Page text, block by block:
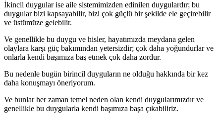
İkincil duygular ise aile sistemimizden edinilen duygulardır; bu
duygular bizi kapsayabilir, bizi çok güçlü bir şekilde ele geçirebilir
ve üstümüze gelebilir.
Ve genellikle bu duygu ve hisler, hayatımızda meydana gelen
olaylara karşı güç bakımından yetersizdir; çok daha yoğundurlar ve
onlarla kendi başımıza baş etmek çok daha zordur.
Bu nedenle bugün birincil duyguların ne olduğu hakkında bir kez
daha konuşmayı öneriyorum.
Ve bunlar her zaman temel neden olan kendi duygularımızdır ve
genellikle bu duygularla kendi başımıza başa çıkabiliriz.